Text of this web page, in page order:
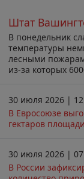
Штат
В понедельник
температуры
лесными
из-за которых
30 июля 2026 |
В Евросоюзе
гектаров
30 июля 2026 |
В России